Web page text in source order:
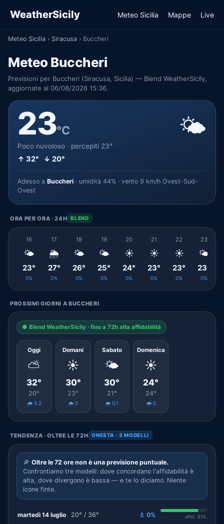
WeatherSicily Meteo Sicilia Mappe Live
Meteo Sicilia › Siracusa › Buccheri
Meteo Buccheri
Previsioni per Buccheri (Siracusa, Sicilia) — Blend WeatherSicily,
aggiornate al 06/08/2026 15:36.
23°C
Poco nuvoloso · percepiti 23°
↑ 32° ↓ 20°
🌤️
Adesso a Buccheri · umidità 44% · vento 9 km/h Ovest-Sud-
Ovest
ORA PER ORA · 24H BLEND
16
🌤️
23°
0%
17
🌦️
27°
2%
18
🌤️
26°
0%
19
🌤️
25°
0%
20
☀️
24°
0%
21
☀️
23°
0%
22
☀️
23°
0%
23
🌤️
23°
0%
PROSSIMI GIORNI A BUCCHERI
● Blend WeatherSicily · fino a 72h alta affidabilità
Oggi
⛅
32°
20°
🌧️ 5.2
Domani
☀️
30°
23°
🌧️ 0
Sabato
🌤️
30°
21°
🌧️ 0.1
Domenica
☀️
24°
24°
🌧️ 0
TENDENZA · OLTRE LE 72H ONESTA · 3 MODELLI
🔎 Oltre le 72 ore non è una previsione puntuale.
Confrontiamo tre modelli: dove concordano l'affidabilità è
alta, dove divergono è bassa — e te lo diciamo. Niente
icone finte.
martedì 14 luglio 20° / 36° 💧 0% affid. 81%